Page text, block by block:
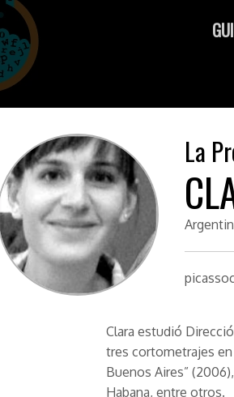
La
Clara estudió
tres cortometrajes
Buenos Aires”
Habana, entre otros.